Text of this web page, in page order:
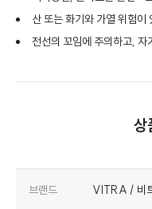
산 또는 화기와 가열 위험이
전선의 꼬임에 주의하고, 자
상
브랜드 VITRA / 비